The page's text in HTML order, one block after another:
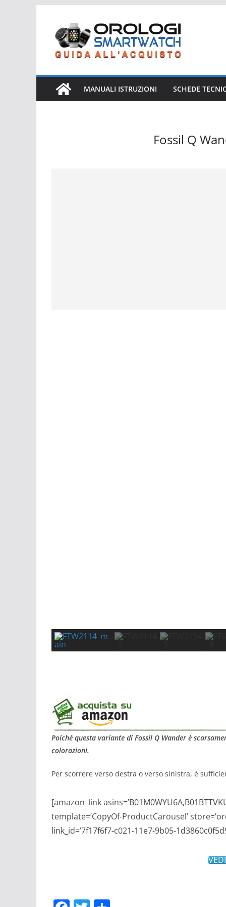
contenuto
MANUALI ISTRUZIONI SCHEDE
Fossil Q
Poiché questa variante di Fossil Q Wander è
colorazioni.
Per scorrere verso destra o verso sinistra, è
[amazon_link
template=’CopyOf-ProductCarousel’
link_id=’7f17f6f7-c021-11e7-9b05-